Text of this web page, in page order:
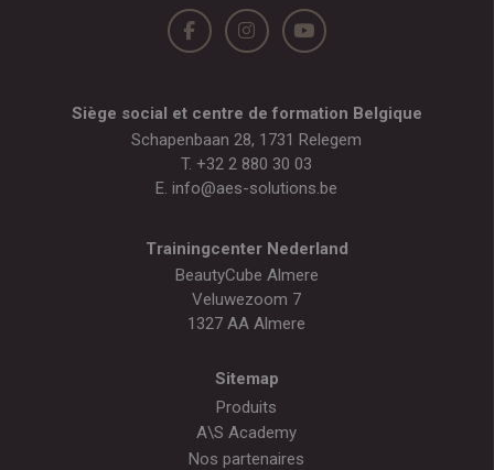
Siège social et centre de formation Belgique
Schapenbaan 28, 1731 Relegem
T. +32 2 880 30 03
E. info@aes-solutions.be
Trainingcenter Nederland
BeautyCube Almere
Veluwezoom 7
1327 AA Almere
Sitemap
Produits
A\S Academy
Nos partenaires